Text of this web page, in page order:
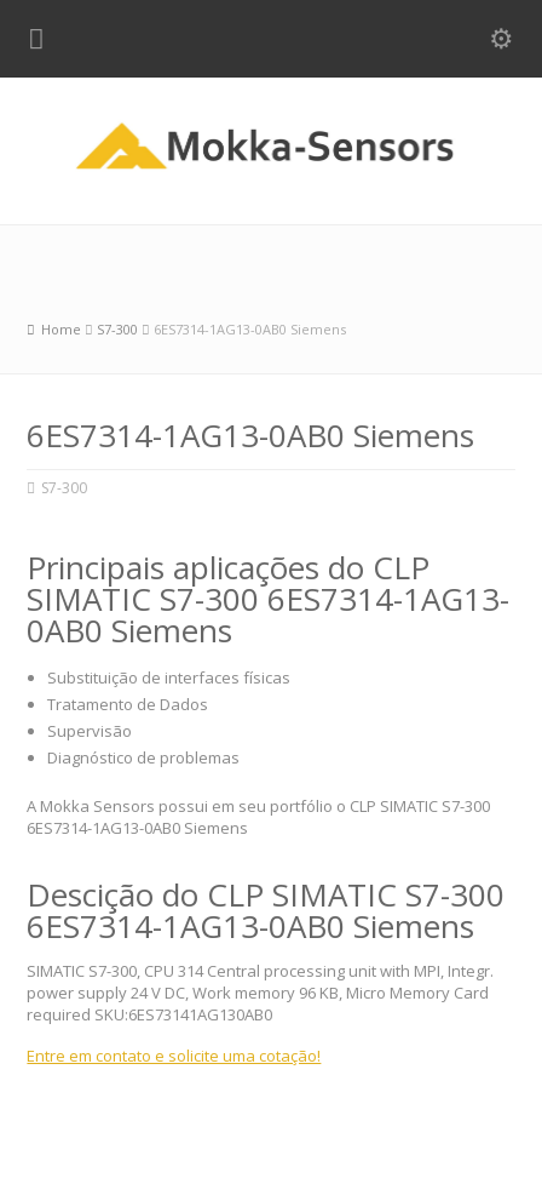
Home S7-300 6ES7314-1AG13-0AB0 Siemens
6ES7314-1AG13-0AB0 Siemens
S7-300
Principais aplicações do CLP
SIMATIC S7-300 6ES7314-1AG13-
0AB0 Siemens
Substituição de interfaces físicas
Tratamento de Dados
Supervisão
Diagnóstico de problemas
A Mokka Sensors possui em seu portfólio o CLP SIMATIC S7-300
6ES7314-1AG13-0AB0 Siemens
Descição do CLP SIMATIC S7-300
6ES7314-1AG13-0AB0 Siemens
SIMATIC S7-300, CPU 314 Central processing unit with MPI, Integr.
power supply 24 V DC, Work memory 96 KB, Micro Memory Card
required SKU:6ES73141AG130AB0
Entre em contato e solicite uma cotação!